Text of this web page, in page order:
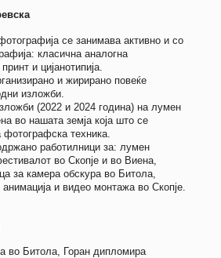
се занимава активно и со
класична аналогна
и цијанотипија.
и жирирано повеќе
изложби.
(2022 и 2024 година) на лумен
во нашата земја која што се
фотографска техника.
работилници за: лумен
во Скопје и во Виена,
за камера обскура во Битола,
и видео монтажа во Скопје.
во Битола, Горан дипломира